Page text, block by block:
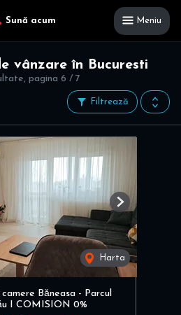
Sună acum Meniu
pagina 6 / 7
vânzare în Bucuresti
Filtrează
Harta
Next
Băneasa - Parcul
I COMISION 0%